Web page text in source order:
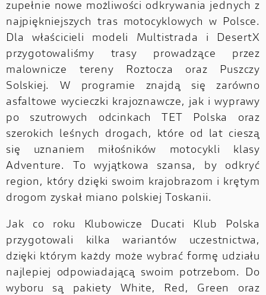
zupełnie nowe możliwości odkrywania jednych z
najpiękniejszych tras motocyklowych w Polsce.
Dla właścicieli modeli Multistrada i DesertX
przygotowaliśmy trasy prowadzące przez
malownicze tereny Roztocza oraz Puszczy
Solskiej. W programie znajdą się zarówno
asfaltowe wycieczki krajoznawcze, jak i wyprawy
po szutrowych odcinkach TET Polska oraz
szerokich leśnych drogach, które od lat cieszą
się uznaniem miłośników motocykli klasy
Adventure. To wyjątkowa szansa, by odkryć
region, który dzięki swoim krajobrazom i krętym
drogom zyskał miano polskiej Toskanii.
Jak co roku Klubowicze Ducati Klub Polska
przygotowali kilka wariantów uczestnictwa,
dzięki którym każdy może wybrać formę udziału
najlepiej odpowiadającą swoim potrzebom. Do
wyboru są pakiety White, Red, Green oraz